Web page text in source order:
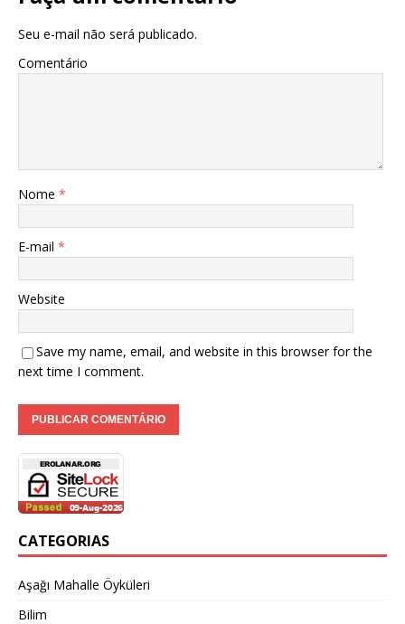
Seu e-mail não será publicado.
Comentário
Nome *
E-mail *
Website
Save my name, email, and website in this browser for the
next time I comment.
CATEGORIAS
Aşağı Mahalle Öyküleri
Bilim